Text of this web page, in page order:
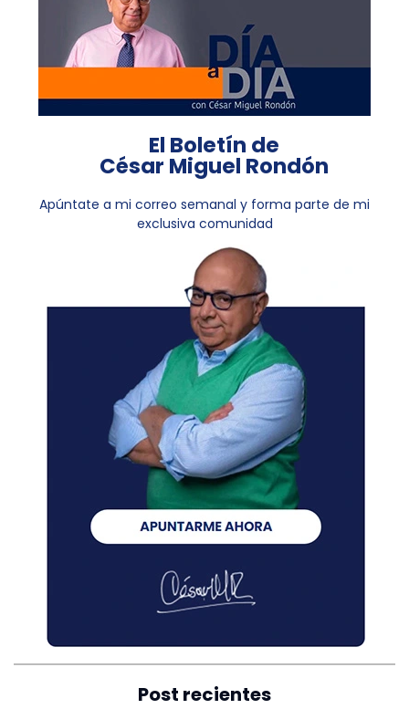
El Boletín de
César Miguel Rondón
Apúntate a mi correo semanal y forma parte de mi
exclusiva comunidad
Post recientes